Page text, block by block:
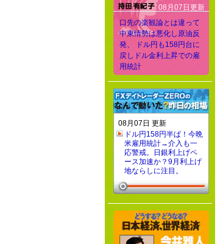
08月07日更新
口先の楽観論とは違って
中東情勢は悪化し原油反
発、 ドル円も158円台に
戻しドル金利上昇での雇
用統計
08月07日 更新
ドル円158円半ば！今晩
米雇用統計→介入も一
応警戒。日銀利上げペ
ース加速か？9月利上げ
地ならしに注目。